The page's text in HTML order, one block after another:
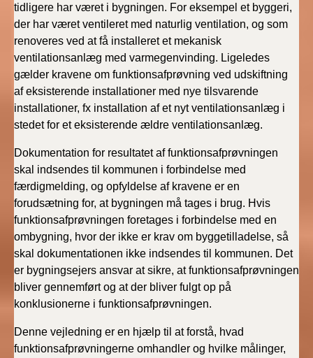
tidligere har været i bygningen. For eksempel et byggeri,
der har været ventileret med naturlig ventilation, og som
renoveres ved at få installeret et mekanisk
ventilationsanlæg med varmegenvinding. Ligeledes
gælder kravene om funktionsafprøvning ved udskiftning
af eksisterende installationer med nye tilsvarende
installationer, fx installation af et nyt ventilationsanlæg i
stedet for et eksisterende ældre ventilationsanlæg.
Dokumentation for resultatet af funktionsafprøvningen
skal indsendes til kommunen i forbindelse med
færdigmelding, og opfyldelse af kravene er en
forudsætning for, at bygningen må tages i brug. Hvis
funktionsafprøvningen foretages i forbindelse med en
ombygning, hvor der ikke er krav om byggetilladelse, så
skal dokumentationen ikke indsendes til kommunen. Det
er bygningsejers ansvar at sikre, at funktionsafprøvningen
bliver gennemført og at der bliver fulgt op på
konklusionerne i funktionsafprøvningen.
Denne vejledning er en hjælp til at forstå, hvad
funktionsafprøvningerne omhandler og hvilke målinger,